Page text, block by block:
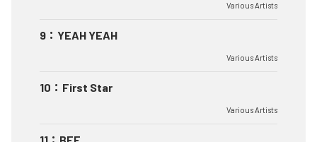
Various Artists
9 ： YEAH YEAH
Various Artists
10 ： First Star
Various Artists